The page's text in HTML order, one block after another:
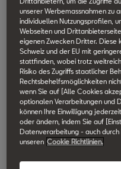
unserer Werbemassnahmen zu
individuellen Nutzungsprofilen,
Webseiten und
eigenen Zwecken Dritter. Diese
Schweiz und der EU mit
stattfinden, wobei trotz
Risiko des Zugriffs staatlicher
Rechtsbehelfsmöglichkeiten
wenn Sie auf [Alle Cookies
optionalen Verarbeitungen und
können Ihre Einwilligung
oder ändern, indem Sie auf
Datenverarbeitung - auch
unseren Cookie Richtlinien.